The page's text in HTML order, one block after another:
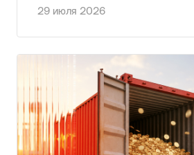
29 июля 2026